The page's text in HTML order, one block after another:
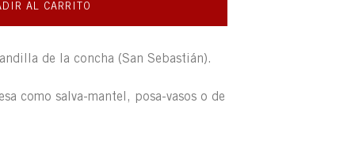
AL CARRITO
de la concha (San Sebastián).
como salva-mantel, posa-vasos o de